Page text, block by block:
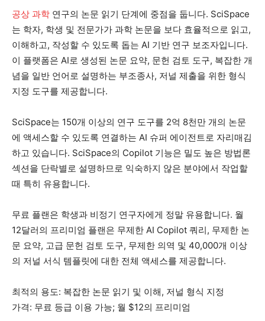
공상 과학 연구의 논문 읽기 단계에 중점을 둡니다. SciSpace
는 학자, 학생 및 전문가가 과학 논문을 보다 효율적으로 읽고,
이해하고, 작성할 수 있도록 돕는 AI 기반 연구 보조자입니다.
이 플랫폼은 AI로 생성된 논문 요약, 문헌 검토 도구, 복잡한 개
념을 일반 언어로 설명하는 부조종사, 저널 제출을 위한 형식
지정 도구를 제공합니다.
SciSpace는 150개 이상의 연구 도구를 2억 8천만 개의 논문
에 액세스할 수 있도록 연결하는 AI 슈퍼 에이전트로 자리매김
하고 있습니다. SciSpace의 Copilot 기능은 밀도 높은 방법론
섹션을 단락별로 설명하므로 익숙하지 않은 분야에서 작업할
때 특히 유용합니다.
무료 플랜은 학생과 비정기 연구자에게 정말 유용합니다. 월
12달러의 프리미엄 플랜은 무제한 AI Copilot 쿼리, 무제한 논
문 요약, 고급 문헌 검토 도구, 무제한 의역 및 40,000개 이상
의 저널 서식 템플릿에 대한 전체 액세스를 제공합니다.
최적의 용도: 복잡한 논문 읽기 및 이해, 저널 형식 지정
가격: 무료 등급 이용 가능; 월 $12의 프리미엄